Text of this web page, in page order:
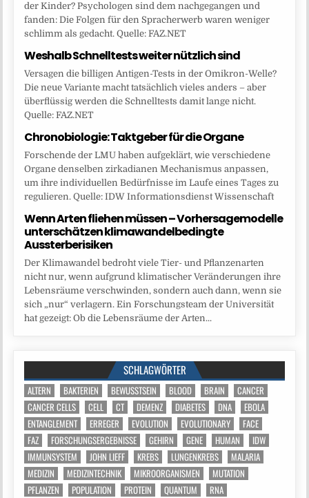
der Kinder? Psychologen sind dem nachgegangen und
fanden: Die Folgen für den Spracherwerb waren weniger
schlimm als gedacht. Quelle: FAZ.NET
Weshalb Schnelltests weiter nützlich sind
Versagen die billigen Antigen-Tests in der Omikron-Welle?
Die neue Variante macht tatsächlich vieles anders – aber
überflüssig werden die Schnelltests damit lange nicht.
Quelle: FAZ.NET
Chronobiologie: Taktgeber für die Organe
Forschende der LMU haben aufgeklärt, wie verschiedene
Organe denselben zirkadianen Mechanismus anpassen,
um ihre individuellen Bedürfnisse im Laufe eines Tages zu
regulieren. Quelle: IDW Informationsdienst Wissenschaft
Wenn Arten fliehen müssen – Vorhersagemodelle
unterschätzen klimawandelbedingte
Aussterberisiken
Der Klimawandel bedroht viele Tier- und Pflanzenarten
nicht nur, wenn aufgrund klimatischer Veränderungen ihre
Lebensräume verschwinden, sondern auch dann, wenn sie
sich „nur“ verlagern. Ein Forschungsteam der Universität
hat gezeigt: Ob die Lebensräume der Arten...
SCHLAGWÖRTER
ALTERN BAKTERIEN BEWUSSTSEIN BLOOD BRAIN
CANCER
CANCER CELLS
CELL CT DEMENZ DIABETES DNA
EBOLA
ENTANGLEMENT
ERREGER EVOLUTION EVOLUTIONARY
FACE
FAZ
FORSCHUNGSERGEBNISSE GEHIRN GENE HUMAN
IDW
IMMUNSYSTEM
JOHN LIEFF KREBS LUNGENKREBS
MALARIA
MEDIZIN
MEDIZINTECHNIK MIKROORGANISMEN
MUTATION
PFLANZEN
POPULATION PROTEIN QUANTUM
RNA